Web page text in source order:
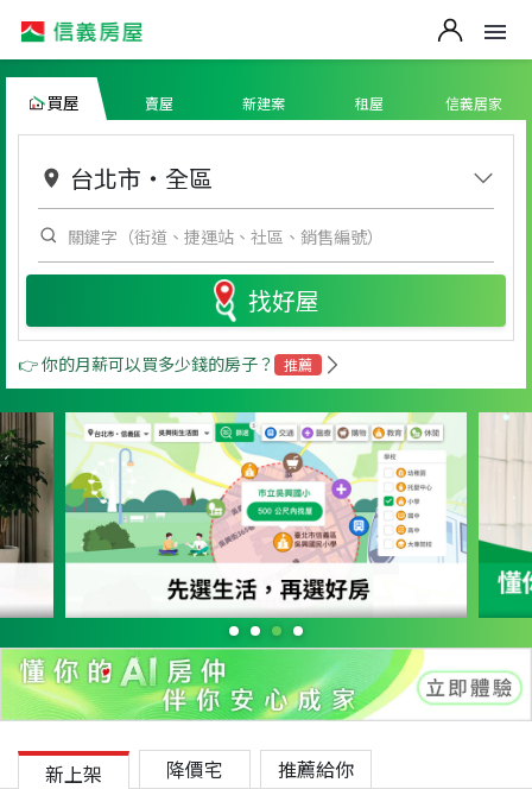
買屋 賣屋 新建案 租屋 信義居家
台北市 ・ 全區
找好屋
👉 你的月薪可以買多少錢的房子？ 推薦
新上架 降價宅 推薦給你